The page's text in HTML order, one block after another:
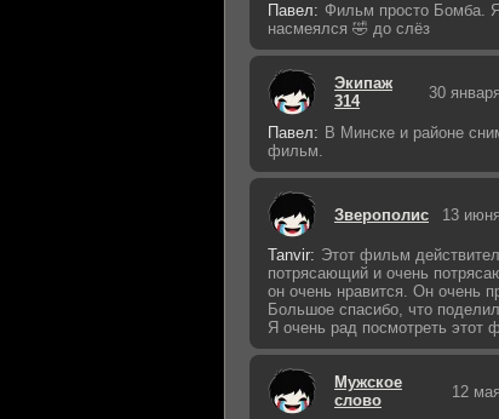
Павел: Фильм просто Бомба. Я
насмеялся 🤣 до слёз
Экипаж
314
30
Павел: В Минске и районе
фильм.
Зверополис 13
Tanvir: Этот фильм
потрясающий и очень
он очень нравится. Он очень
Большое спасибо, что
Я очень рад посмотреть этот
Мужское
слово
12